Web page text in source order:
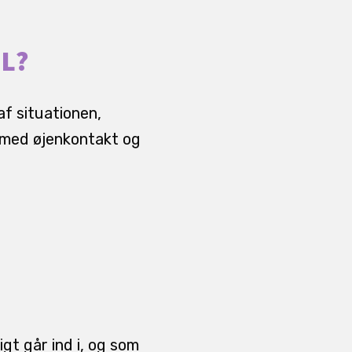
situationen,
øjenkontakt og
går ind i, og som